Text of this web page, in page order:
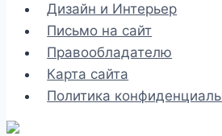
Дизайн и Интерьер
Письмо на сайт
Правообладателю
Карта сайта
Политика